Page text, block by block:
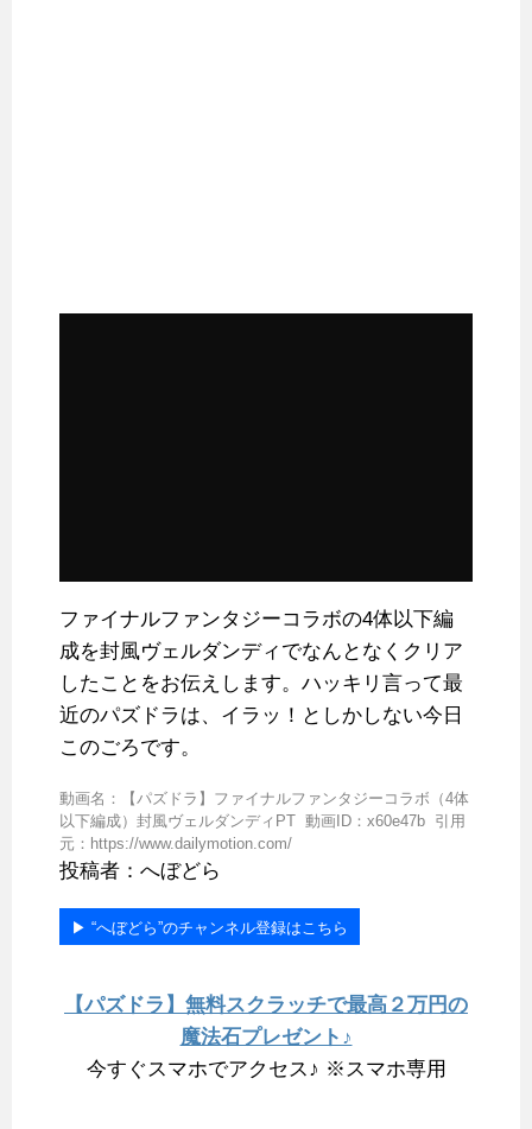
ファイナルファンタジーコラボの4体以下編
成を封風ヴェルダンディでなんとなくクリア
したことをお伝えします。ハッキリ言って最
近のパズドラは、イラッ！としかしない今日
このごろです。
動画名：【パズドラ】ファイナルファンタジーコラボ（4体
以下編成）封風ヴェルダンディPT 動画ID：x60e47b 引用
元：https://www.dailymotion.com/
投稿者：へぼどら
▶︎ “へぼどら”のチャンネル登録はこちら
【パズドラ】無料スクラッチで最高２万円の
魔法石プレゼント♪
今すぐスマホでアクセス♪ ※スマホ専用